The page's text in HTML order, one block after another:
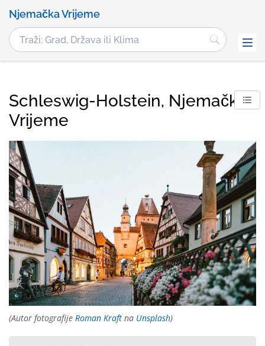
Njemačka Vrijeme
Schleswig-Holstein, Njemačka
Vrijeme
(Autor fotografije Roman Kraft na Unsplash)